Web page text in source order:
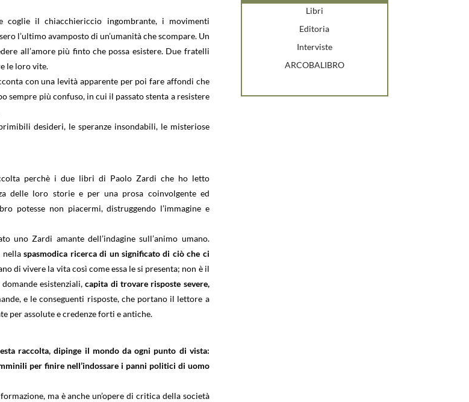
il chiacchiericcio ingombrante, i movimenti
l’ultimo avamposto di un’umanità che scompare. Un
all’amore più finto che possa esistere. Due fratelli
le loro vite.
con una levità apparente per poi fare affondi che
sempre più confuso, in cui il passato stenta a resistere
desideri, le speranze insondabili, le misteriose
perchè i due libri di Paolo Zardi che ho letto
delle loro storie e per una prosa coinvolgente ed
potesse non piacermi, distruggendo l’immagine e
uno Zardi amante dell’indagine sull’animo umano.
nellaspasmodica ricerca di un significato di ciò che ci
di vivere la vita così come essa le si presenta; non è il
esistenziali,capita di trovare risposte severe,
e le conseguenti risposte, che portano il lettore a
per assolute e credenze forti e antiche.
raccolta, dipinge il mondo da ogni punto di vista:
per finire nell’indossare i panni politici di uomo
ma è anche un’opere di critica della società
Libri
Editoria
Interviste
ARCOBALIBRO